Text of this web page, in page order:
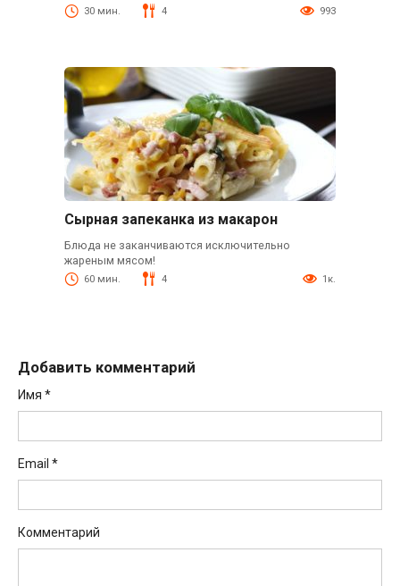
30 мин. 4 993
Сырная запеканка из макарон
Блюда не заканчиваются исключительно
жареным мясом!
60 мин. 4 1к.
Добавить комментарий
Имя *
Email *
Комментарий